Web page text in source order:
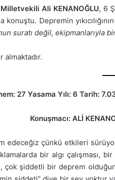
Ali KENANOĞLU, 6
Depremin
suratı değil, ekipmanlarıyla
almaktadır.
27 Yasama Yılı: 6 Tarih:
Konuşmacı: ALİ
çünkü etkileri
bir algı çalışması,
çok şiddetli bir deprem